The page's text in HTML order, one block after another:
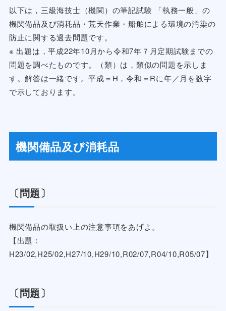
以下は，三級海技士（機関）の筆記試験 「執務一般」の
機関備品及び消耗品・荒天作業・船舶による環境の汚染の
防止に関する過去問題です。
※ 出題は，平成22年10月から令和7年７月定期試験までの
問題を調べたものです。（類）は，類似の問題を示しま
す。解答は一緒です。平成＝H，令和＝Rに年／月を数字
で示しております。
機関備品及び消耗品
〔問題〕
機関備品の取扱い上の注意事項をあげよ。
【出題：
H23/02,H25/02,H27/10,H29/10,R02/07,R04/10,R05/07】
〔問題〕